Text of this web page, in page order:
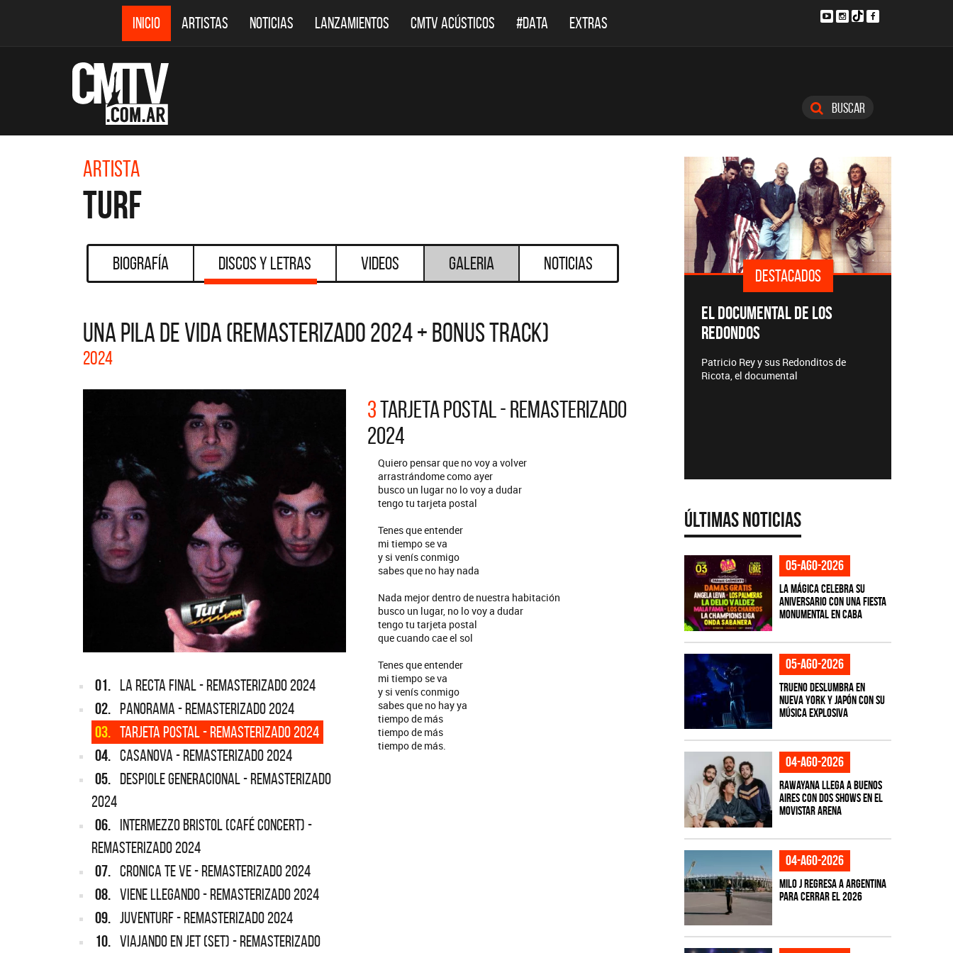
INICIO ARTISTAS NOTICIAS LANZAMIENTOS CMTV ACÚSTICOS #DATA EXTRAS
Buscar
Artista
Turf
Biografía Discos y Letras Videos Galeria Noticias
UNA PILA DE VIDA (REMASTERIZADO 2024 + BONUS TRACK)
2024
01. LA RECTA FINAL - REMASTERIZADO 2024
02. PANORAMA - REMASTERIZADO 2024
03. TARJETA POSTAL - REMASTERIZADO 2024
04. CASANOVA - REMASTERIZADO 2024
05. DESPIOLE GENERACIONAL - REMASTERIZADO
2024
06. INTERMEZZO BRISTOL (CAFÉ CONCERT) -
REMASTERIZADO 2024
07. CRONICA TE VE - REMASTERIZADO 2024
08. VIENE LLEGANDO - REMASTERIZADO 2024
09. JUVENTURF - REMASTERIZADO 2024
10. VIAJANDO EN JET (SET) - REMASTERIZADO
3TARJETA POSTAL - REMASTERIZADO
2024
Quiero pensar que no voy a volver
arrastrándome como ayer
busco un lugar no lo voy a dudar
tengo tu tarjeta postal
Tenes que entender
mi tiempo se va
y si venís conmigo
sabes que no hay nada
Nada mejor dentro de nuestra habitación
busco un lugar, no lo voy a dudar
tengo tu tarjeta postal
que cuando cae el sol
Tenes que entender
mi tiempo se va
y si venís conmigo
sabes que no hay ya
tiempo de más
tiempo de más
tiempo de más.
DESTACADOS
La colección completa de los CMTV
DESTACADOS
ARGENTINA
DESTACADOS
EL DOCUMENTAL DE LOS
REDONDOS
Patricio Rey y sus Redonditos de
Ricota, el documental
Últimas Noticias
05-ago-2026
La Mágica celebra su
aniversario con una fiesta
monumental en CABA
05-ago-2026
TRUENO deslumbra en
Nueva York y Japón con su
música explosiva
04-ago-2026
Rawayana llega a Buenos
Aires con dos shows en el
Movistar Arena
04-ago-2026
Milo J regresa a Argentina
para cerrar el 2026